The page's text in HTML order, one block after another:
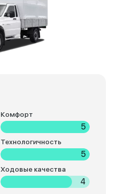
Комфорт
5
Технологичность
5
Ходовые качества
4